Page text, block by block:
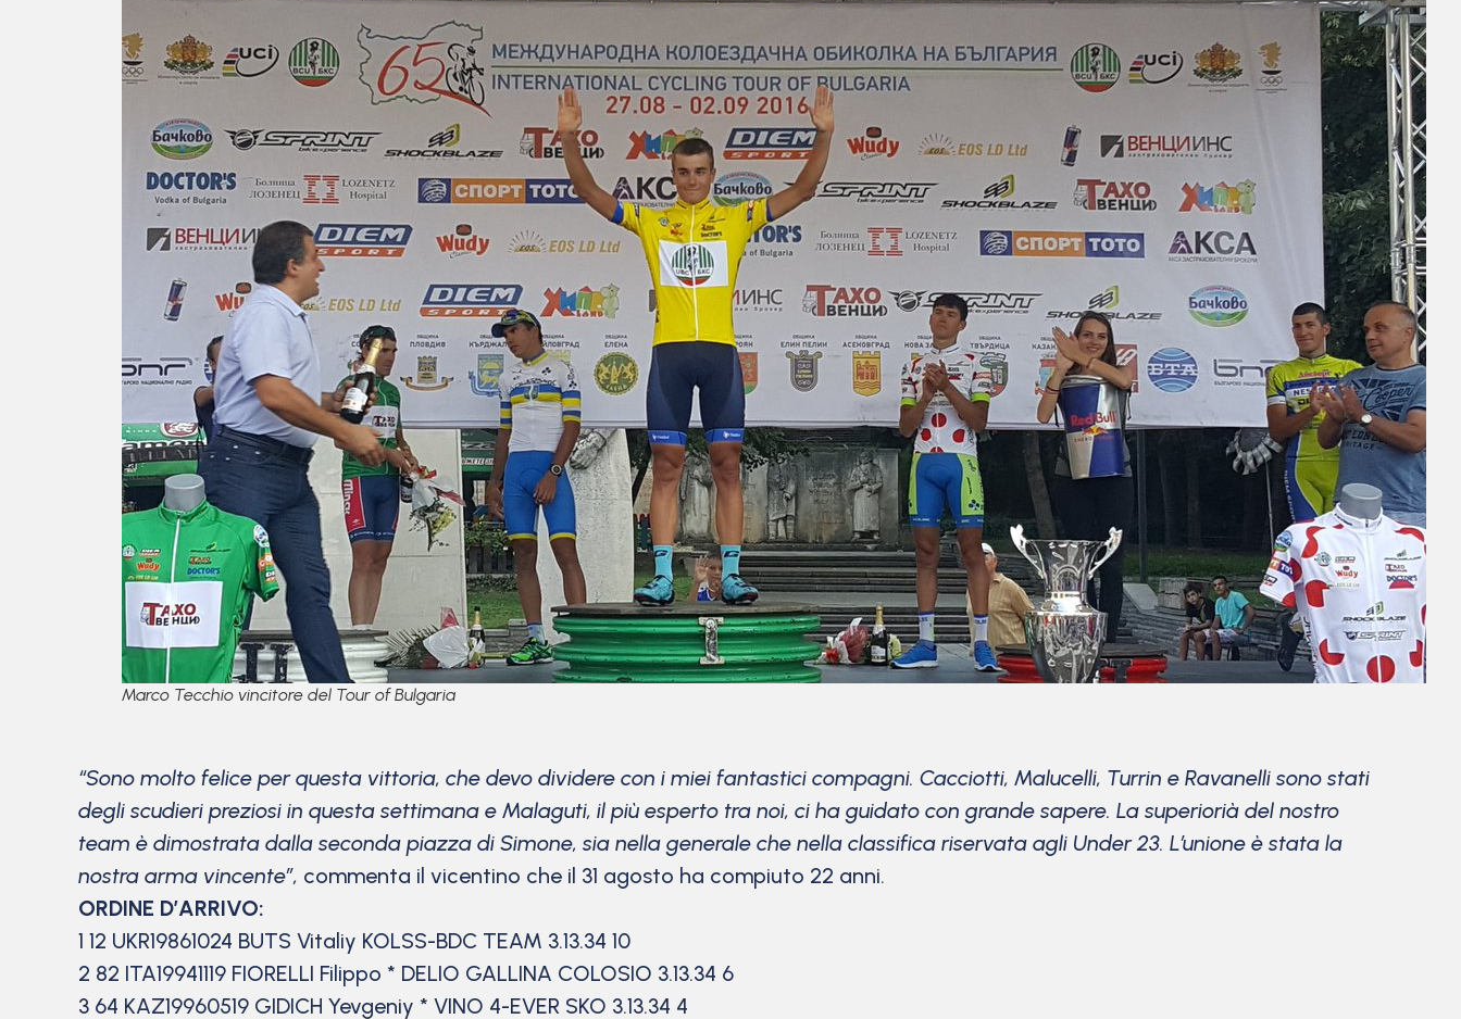
Marco Tecchio vincitore del Tour of Bulgaria
“Sono molto felice per questa vittoria, che devo dividere con i miei fantastici compagni. Cacciotti, Malucelli, Turrin e Ravanelli sono stati
degli scudieri preziosi in questa settimana e Malaguti, il più esperto tra noi, ci ha guidato con grande sapere. La superiorià del nostro
team è dimostrata dalla seconda piazza di Simone, sia nella generale che nella classifica riservata agli Under 23. L’unione è stata la
nostra arma vincente”, commenta il vicentino che il 31 agosto ha compiuto 22 anni.
ORDINE D’ARRIVO:
1 12 UKR19861024 BUTS Vitaliy KOLSS-BDC TEAM 3.13.34 10
2 82 ITA19941119 FIORELLI Filippo * DELIO GALLINA COLOSIO 3.13.34 6
3 64 KAZ19960519 GIDICH Yevgeniy * VINO 4-EVER SKO 3.13.34 4